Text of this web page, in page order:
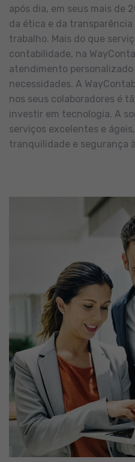
após dia, em seus mais de
da ética e da transparência
trabalho. Mais do que
contabilidade, na
atendimento
necessidades. A
nos seus colaboradores é
investir em tecnologia. A
serviços excelentes e
tranquilidade e segurança